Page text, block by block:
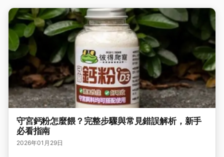
守宮鈣粉怎麼餵？完整步驟與常見錯誤解析，新手
必看指南
2026年01月29日